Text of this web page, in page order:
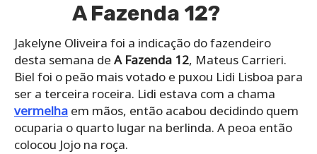
A Fazenda 12?
Jakelyne Oliveira foi a indicação do fazendeiro
desta semana de A Fazenda 12, Mateus Carrieri.
Biel foi o peão mais votado e puxou Lidi Lisboa para
ser a terceira roceira. Lidi estava com a chama
vermelha em mãos, então acabou decidindo quem
ocuparia o quarto lugar na berlinda. A peoa então
colocou Jojo na roça.